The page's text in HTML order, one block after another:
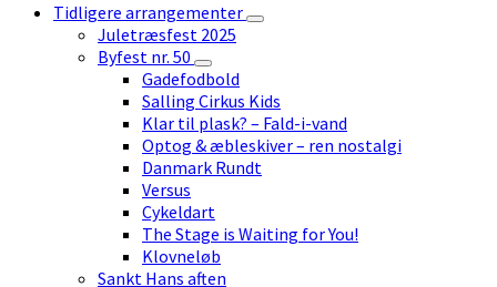
Tidligere arrangementer
Juletræsfest 2025
Byfest nr. 50
Gadefodbold
Salling Cirkus Kids
Klar til plask? – Fald-i-vand
Optog & æbleskiver – ren nostalgi
Danmark Rundt
Versus
Cykeldart
The Stage is Waiting for You!
Klovneløb
Sankt Hans aften